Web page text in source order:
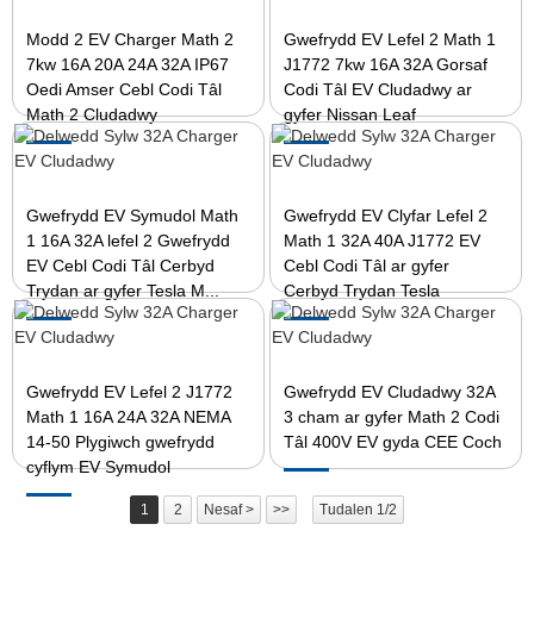
Modd 2 EV Charger Math 2
7kw 16A 20A 24A 32A IP67
Oedi Amser Cebl Codi Tâl
Math 2 Cludadwy
Gwefrydd EV Lefel 2 Math 1
J1772 7kw 16A 32A Gorsaf
Codi Tâl EV Cludadwy ar
gyfer Nissan Leaf
Gwefrydd EV Symudol Math
1 16A 32A lefel 2 Gwefrydd
EV Cebl Codi Tâl Cerbyd
Trydan ar gyfer Tesla M...
Gwefrydd EV Clyfar Lefel 2
Math 1 32A 40A J1772 EV
Cebl Codi Tâl ar gyfer
Cerbyd Trydan Tesla
Gwefrydd EV Lefel 2 J1772
Math 1 16A 24A 32A NEMA
14-50 Plygiwch gwefrydd
cyflym EV Symudol
Gwefrydd EV Cludadwy 32A
3 cham ar gyfer Math 2 Codi
Tâl 400V EV gyda CEE Coch
1 2 Nesaf > >> Tudalen 1/2